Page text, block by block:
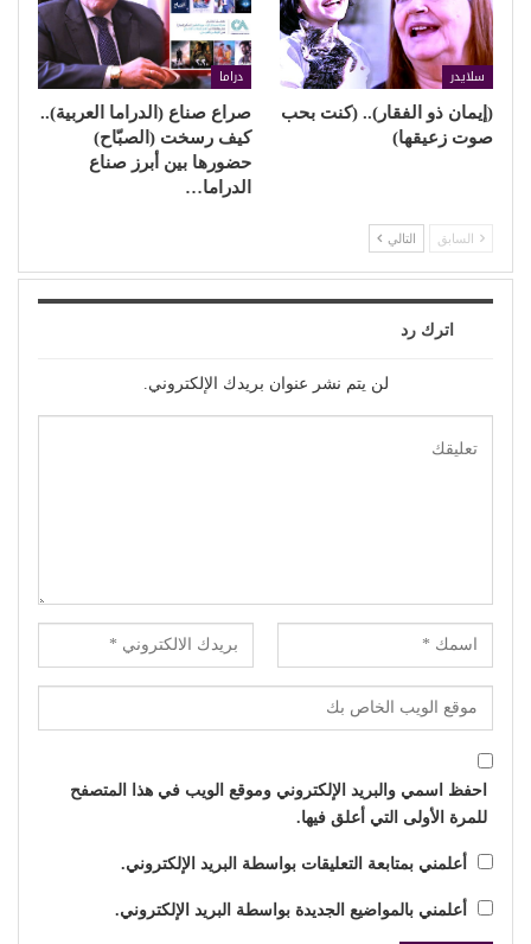
سلايدر
(إيمان ذو الفقار).. (كنت بحب
صوت زعيقها)
دراما
صراع صناع (الدراما العربية)..
كيف رسخت (الصبّاح)
حضورها بين أبرز صناع
الدراما…
السابق التالي
اترك رد
لن يتم نشر عنوان بريدك الإلكتروني.
احفظ اسمي والبريد الإلكتروني وموقع الويب في هذا المتصفح
للمرة الأولى التي أعلق فيها.
أعلمني بمتابعة التعليقات بواسطة البريد الإلكتروني.
أعلمني بالمواضيع الجديدة بواسطة البريد الإلكتروني.